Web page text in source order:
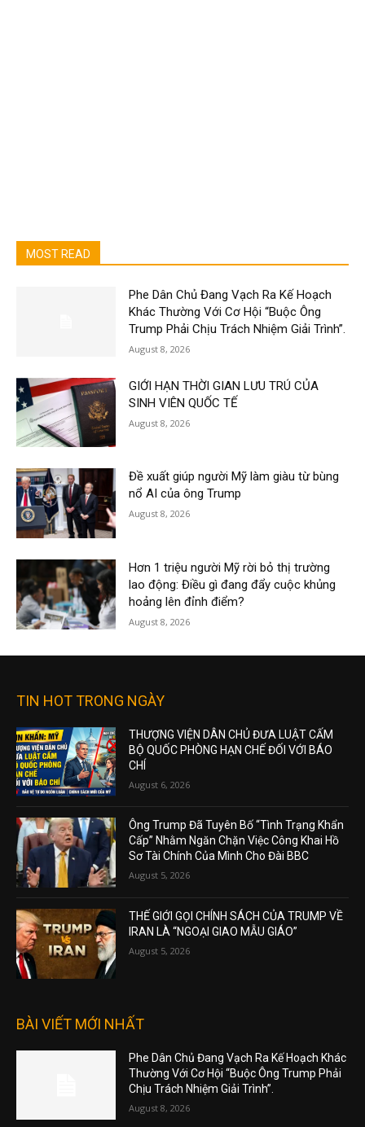
MOST READ
Phe Dân Chủ Đang Vạch Ra Kế Hoạch
Khác Thường Với Cơ Hội “Buộc Ông
Trump Phải Chịu Trách Nhiệm Giải Trình”.
August 8, 2026
GIỚI HẠN THỜI GIAN LƯU TRÚ CỦA
SINH VIÊN QUỐC TẾ
August 8, 2026
Đề xuất giúp người Mỹ làm giàu từ bùng
nổ AI của ông Trump
August 8, 2026
Hơn 1 triệu người Mỹ rời bỏ thị trường
lao động: Điều gì đang đẩy cuộc khủng
hoảng lên đỉnh điểm?
August 8, 2026
TIN HOT TRONG NGÀY
THƯỢNG VIỆN DÂN CHỦ ĐƯA LUẬT CẤM
BỘ QUỐC PHÒNG HẠN CHẾ ĐỐI VỚI BÁO
CHÍ
August 6, 2026
Ông Trump Đã Tuyên Bố “Tình Trạng Khẩn
Cấp” Nhằm Ngăn Chặn Việc Công Khai Hồ
Sơ Tài Chính Của Mình Cho Đài BBC
August 5, 2026
THẾ GIỚI GỌI CHÍNH SÁCH CỦA TRUMP VỀ
IRAN LÀ “NGOẠI GIAO MẪU GIÁO”
August 5, 2026
BÀI VIẾT MỚI NHẤT
Phe Dân Chủ Đang Vạch Ra Kế Hoạch Khác
Thường Với Cơ Hội “Buộc Ông Trump Phải
Chịu Trách Nhiệm Giải Trình”.
August 8, 2026